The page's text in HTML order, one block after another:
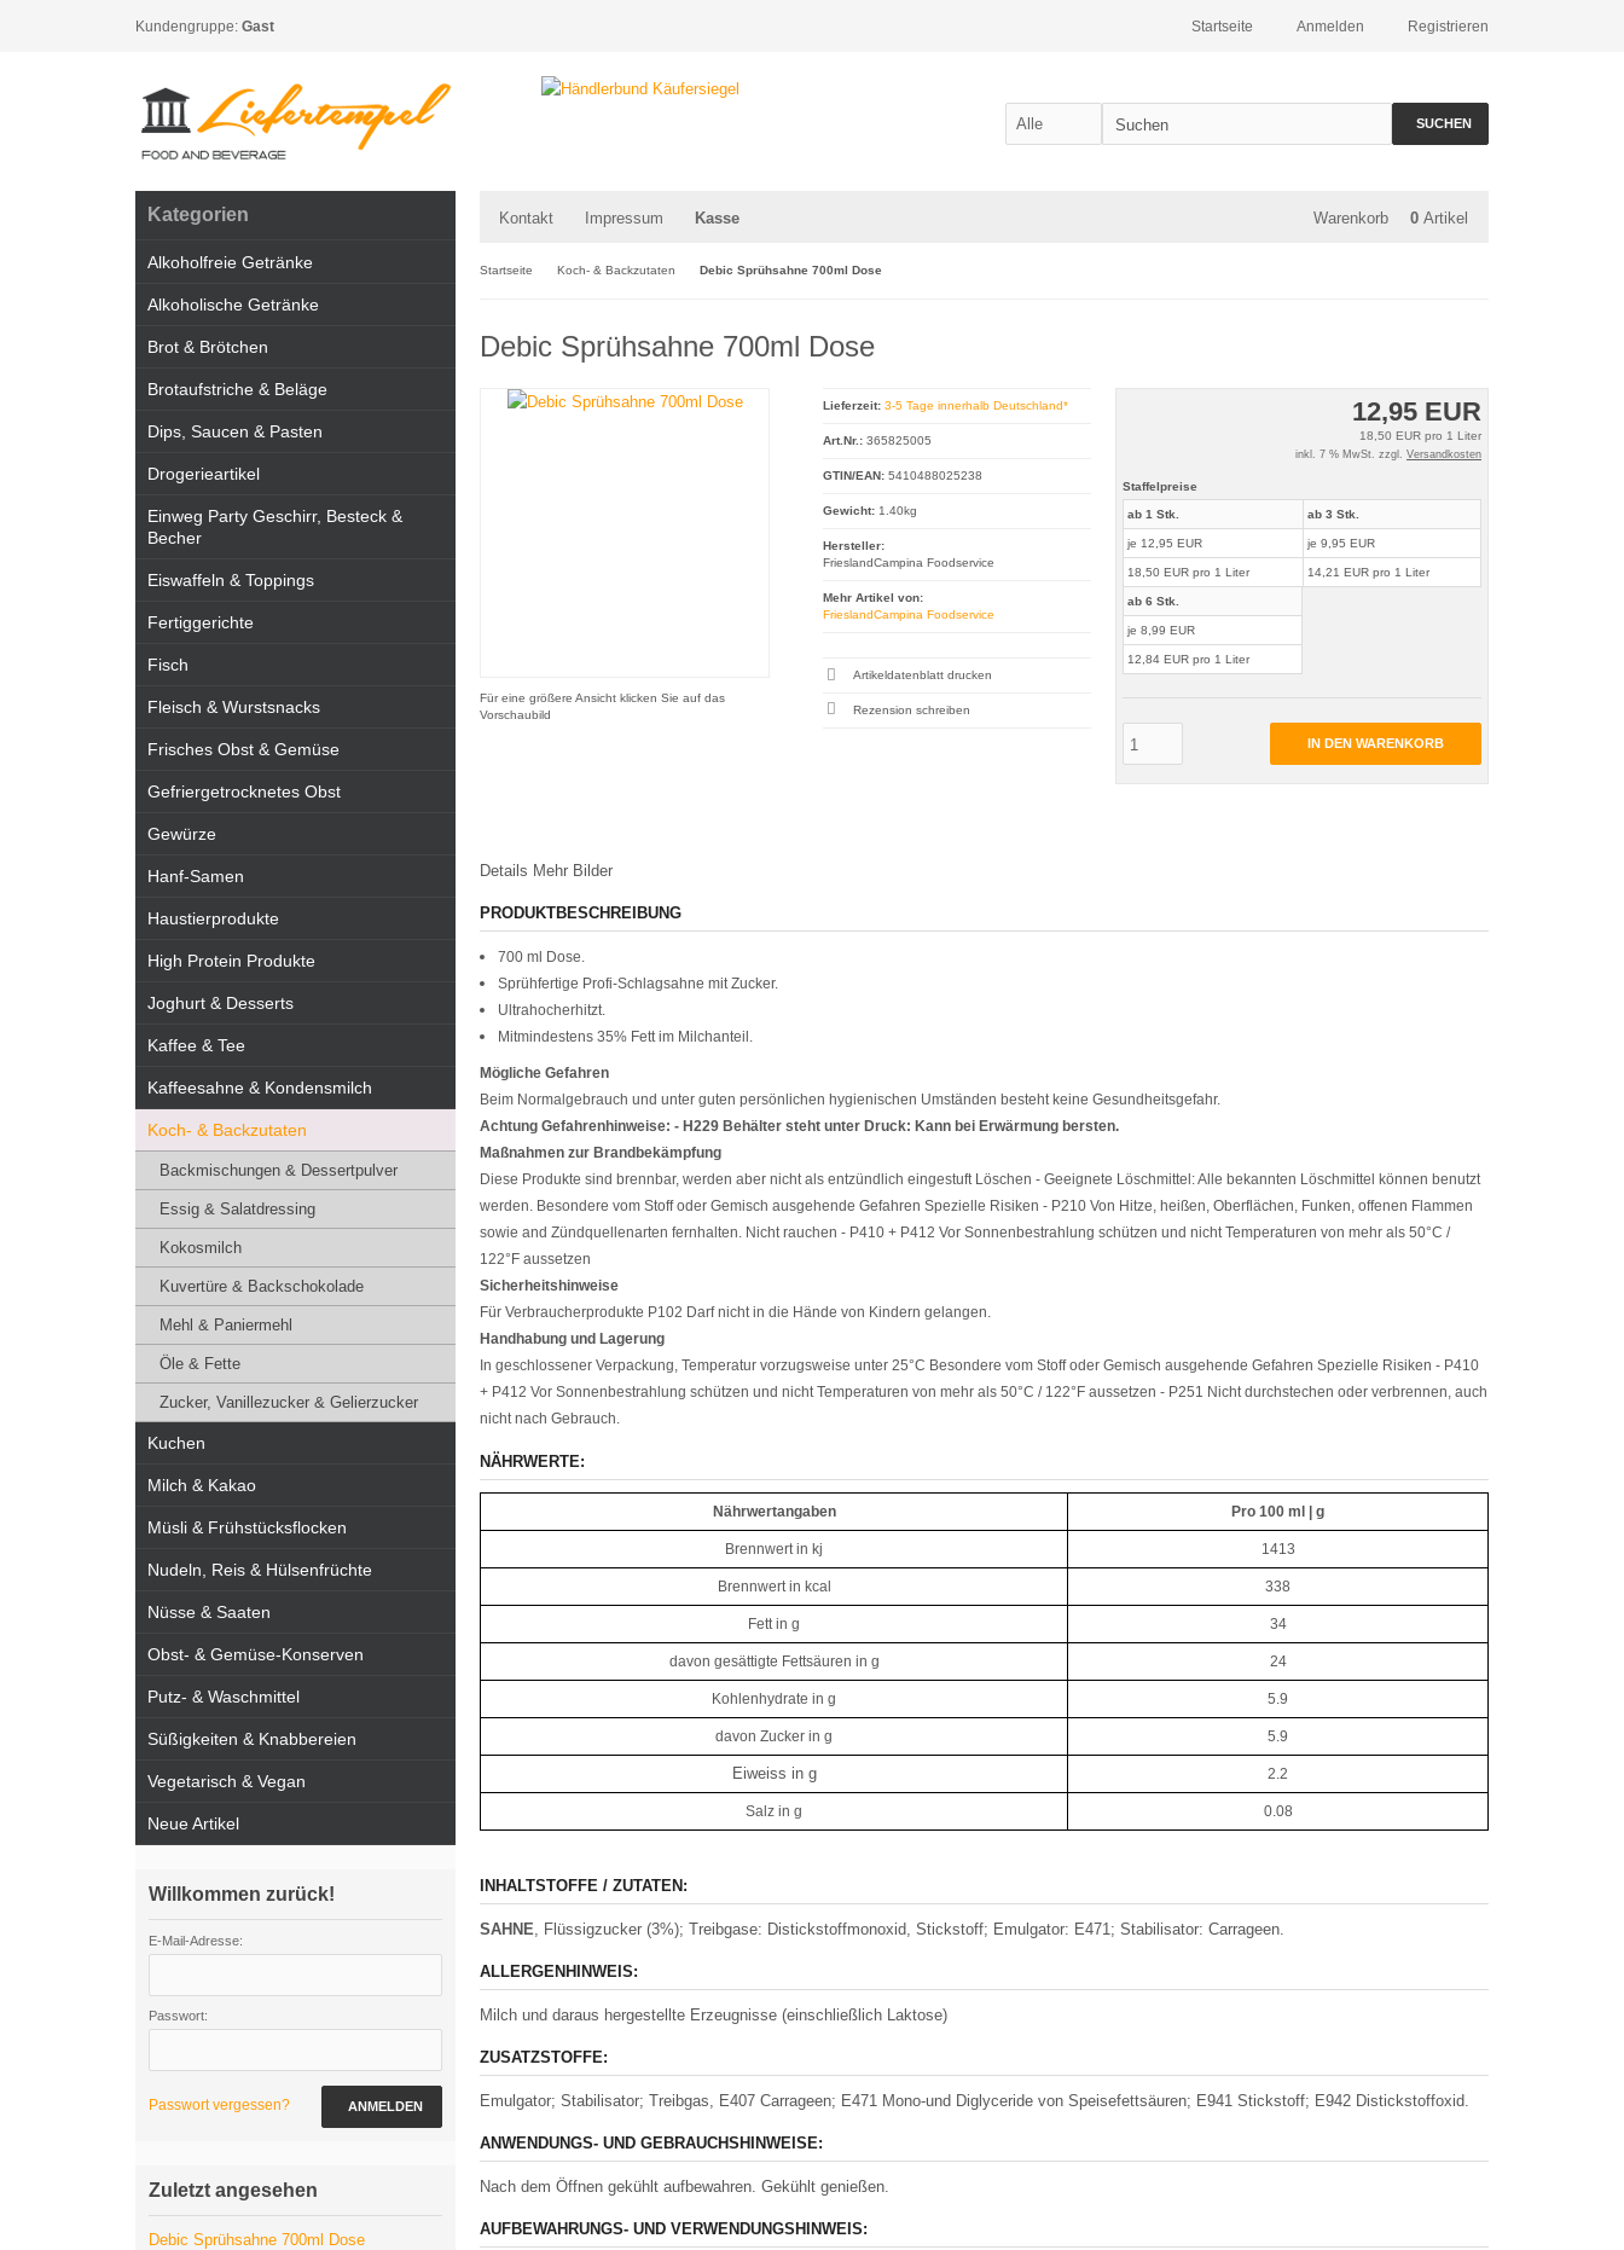
Kundengruppe: Gast Registrieren
Anmelden
Startseite
SUCHEN
Kontakt Impressum Kasse Warenkorb 0 Artikel
Startseite Koch- & Backzutaten Debic Sprühsahne 700ml Dose
Debic Sprühsahne 700ml Dose
Für eine größere Ansicht klicken Sie auf das
Vorschaubild
12,95 EUR
18,50 EUR pro 1 Liter
inkl. 7 % MwSt. zzgl. Versandkosten
Staffelpreise
ab 1 Stk.
je 12,95 EUR
18,50 EUR pro 1 Liter
ab 3 Stk.
je 9,95 EUR
14,21 EUR pro 1 Liter
ab 6 Stk.
je 8,99 EUR
12,84 EUR pro 1 Liter
IN DEN WARENKORB
Lieferzeit: 3-5 Tage innerhalb Deutschland*
Art.Nr.: 365825005
GTIN/EAN: 5410488025238
Gewicht:1.40kg
Hersteller:
FrieslandCampina Foodservice
Mehr Artikel von:
FrieslandCampina Foodservice
Artikeldatenblatt drucken
Rezension schreiben
Details Mehr Bilder
PRODUKTBESCHREIBUNG
700 ml Dose.
Sprühfertige Profi-Schlagsahne mit Zucker.
Ultrahocherhitzt.
Mitmindestens 35% Fett im Milchanteil.
Mögliche Gefahren
Beim Normalgebrauch und unter guten persönlichen hygienischen Umständen besteht keine Gesundheitsgefahr.
Achtung Gefahrenhinweise: - H229 Behälter steht unter Druck: Kann bei Erwärmung bersten.
Maßnahmen zur Brandbekämpfung
Diese Produkte sind brennbar, werden aber nicht als entzündlich eingestuft Löschen - Geeignete Löschmittel: Alle bekannten Löschmittel können benutzt
werden. Besondere vom Stoff oder Gemisch ausgehende Gefahren Spezielle Risiken - P210 Von Hitze, heißen, Oberflächen, Funken, offenen Flammen
sowie and Zündquellenarten fernhalten. Nicht rauchen - P410 + P412 Vor Sonnenbestrahlung schützen und nicht Temperaturen von mehr als 50°C /
122°F aussetzen
Sicherheitshinweise
Für Verbraucherprodukte P102 Darf nicht in die Hände von Kindern gelangen.
Handhabung und Lagerung
In geschlossener Verpackung, Temperatur vorzugsweise unter 25°C Besondere vom Stoff oder Gemisch ausgehende Gefahren Spezielle Risiken - P410
+ P412 Vor Sonnenbestrahlung schützen und nicht Temperaturen von mehr als 50°C / 122°F aussetzen - P251 Nicht durchstechen oder verbrennen, auch
nicht nach Gebrauch.
NÄHRWERTE:
Nährwertangaben Pro 100 ml | g
Brennwert in kj 1413
Brennwert in kcal 338
Fett in g 34
davon gesättigte Fettsäuren in g 24
Kohlenhydrate in g 5.9
davon Zucker in g 5.9
Eiweiss in g 2.2
Salz in g 0.08
INHALTSTOFFE / ZUTATEN:
SAHNE, Flüssigzucker (3%); Treibgase: Distickstoffmonoxid, Stickstoff; Emulgator: E471; Stabilisator: Carrageen.
ALLERGENHINWEIS:
Milch und daraus hergestellte Erzeugnisse (einschließlich Laktose)
ZUSATZSTOFFE:
Emulgator; Stabilisator; Treibgas, E407 Carrageen; E471 Mono-und Diglyceride von Speisefettsäuren; E941 Stickstoff; E942 Distickstoffoxid.
ANWENDUNGS- UND GEBRAUCHSHINWEISE:
Nach dem Öffnen gekühlt aufbewahren. Gekühlt genießen.
AUFBEWAHRUNGS- UND VERWENDUNGSHINWEIS:
Kategorien
Alkoholfreie Getränke
Alkoholische Getränke
Brot & Brötchen
Brotaufstriche & Beläge
Dips, Saucen & Pasten
Drogerieartikel
Einweg Party Geschirr, Besteck &
Becher
Eiswaffeln & Toppings
Fertiggerichte
Fisch
Fleisch & Wurstsnacks
Frisches Obst & Gemüse
Gefriergetrocknetes Obst
Gewürze
Hanf-Samen
Haustierprodukte
High Protein Produkte
Joghurt & Desserts
Kaffee & Tee
Kaffeesahne & Kondensmilch
Koch- & Backzutaten
Backmischungen & Dessertpulver
Essig & Salatdressing
Kokosmilch
Kuvertüre & Backschokolade
Mehl & Paniermehl
Öle & Fette
Zucker, Vanillezucker & Gelierzucker
Kuchen
Milch & Kakao
Müsli & Frühstücksflocken
Nudeln, Reis & Hülsenfrüchte
Nüsse & Saaten
Obst- & Gemüse-Konserven
Putz- & Waschmittel
Süßigkeiten & Knabbereien
Vegetarisch & Vegan
Neue Artikel
Willkommen zurück!
E-Mail-Adresse:
Passwort:
Passwort vergessen? ANMELDEN
Zuletzt angesehen
Debic Sprühsahne 700ml Dose